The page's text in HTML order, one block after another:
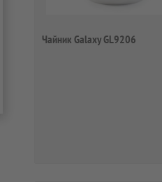
Чайник Galaxy GL9206